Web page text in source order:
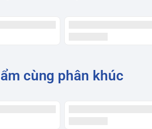
cùng phân khúc